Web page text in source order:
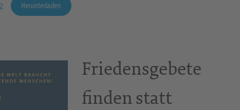
Herunterladen
Friedensgebete
finden statt